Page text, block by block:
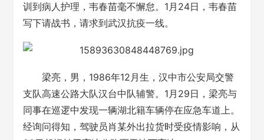
训到病人护理，韦春苗毫不懈怠。1月24日，韦春苗
写下请战书，请求到武汉抗疫一线。
梁亮，男，1986年12月生，汉中市公安局交警
支队高速公路大队汉台中队辅警。1月29日，梁亮与
同事在巡逻中发现一辆湖北籍车辆停在应急车道上。
经询问得知，驾驶员肖某外出拉货时受疫情影响，从